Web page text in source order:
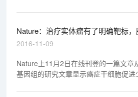
这种溶瘤病毒（被称为OV19t）能在三
胰腺癌、前列腺癌、卵巢癌和头颈癌
Nature：治疗实体瘤有了明确靶标
2016-11-09
Nature上11月2日在线刊登的一篇文章
基因组的研究文章显示癌症干细胞促